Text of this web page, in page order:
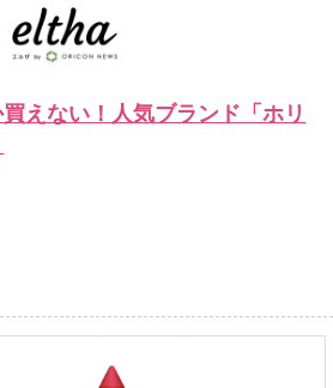
買えない！人気ブランド「ホリ